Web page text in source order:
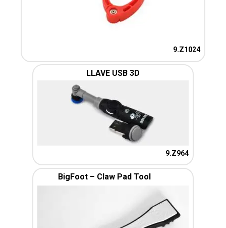
9.Z1024
LLAVE USB 3D
9.Z964
BigFoot – Claw Pad Tool